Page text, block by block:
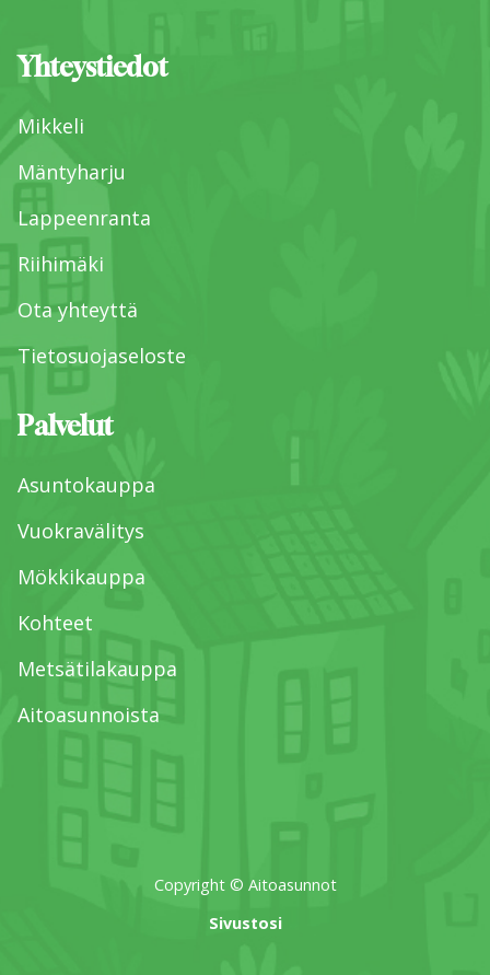
Yhteystiedot
Mikkeli
Mäntyharju
Lappeenranta
Riihimäki
Ota yhteyttä
Tietosuojaseloste
Palvelut
Asuntokauppa
Vuokravälitys
Mökkikauppa
Kohteet
Metsätilakauppa
Aitoasunnoista
Copyright © Aitoasunnot
Sivustosi